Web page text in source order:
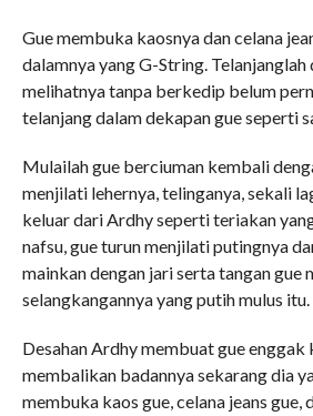
Gue membuka kaosnya dan celana
dalamnya yang G-String. Telanjanglah
melihatnya tanpa berkedip belum
telanjang dalam dekapan gue seperti
Mulailah gue berciuman kembali
menjilati lehernya, telinganya, sekali
keluar dari Ardhy seperti teriakan
nafsu, gue turun menjilati putingnya
mainkan dengan jari serta tangan gue
selangkangannya yang putih mulus itu.
Desahan Ardhy membuat gue enggak
membalikan badannya sekarang dia
membuka kaos gue, celana jeans gue,